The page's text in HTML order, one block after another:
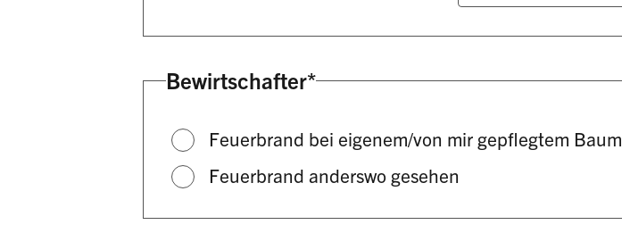
Bewirtschafter*
Feuerbrand bei eigenem/von mir gepflegtem Baum
Feuerbrand anderswo gesehen